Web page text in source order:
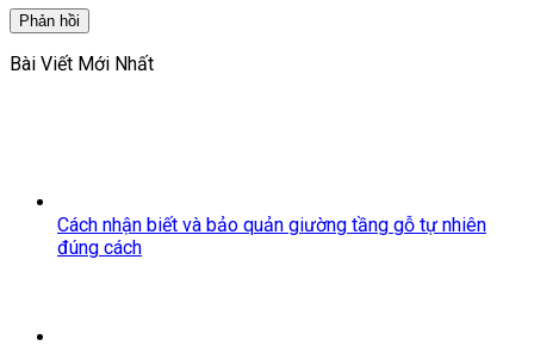
Bài Viết Mới Nhất
Cách nhận biết và bảo quản giường tầng gỗ tự nhiên
đúng cách